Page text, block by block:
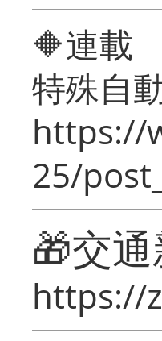
🔶連載
特殊自
https://
25/
🎁交
https://